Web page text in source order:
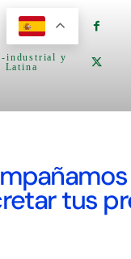
industrial y
Latina